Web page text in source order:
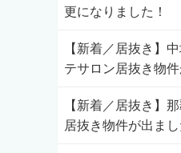
更になりました！
【新着／居抜き】
テサロン居抜き物件
【新着／居抜き】
居抜き物件が出まし